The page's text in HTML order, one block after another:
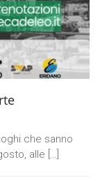
che sanno
alle […]